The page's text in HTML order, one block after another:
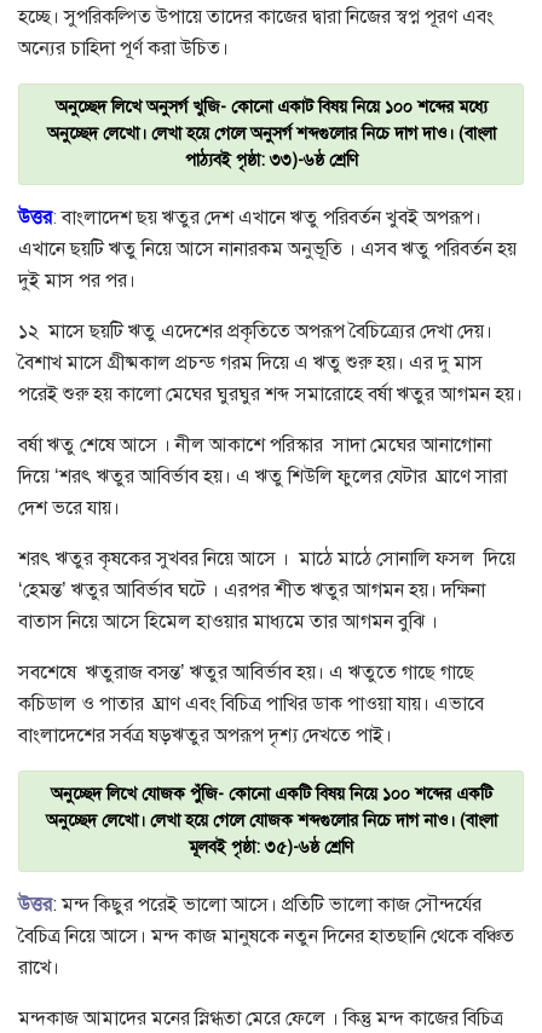
হচ্ছে। সুপরিকল্পিত উপায়ে তাদের কাজের দ্বারা নিজের স্বপ্ন পূরণ এবং
অন্যের চাহিদা পূর্ণ করা উচিত।
অনুচ্ছেদ লিখে অনুসর্গ খুজি- কোনো একাট বিষয় নিয়ে ১০০ শব্দের মধ্যে
অনুচ্ছেদ লেখো। লেখা হয়ে গেলে অনুসর্গ শব্দগুলোর নিচে দাগ দাও। (বাংলা
পাঠ্যবই পৃষ্ঠা: ৩৩)-৬ষ্ঠ শ্রেণি
উত্তর: বাংলাদেশ ছয় ঋতুর দেশ এখানে ঋতু পরিবর্তন খুবই অপরূপ।
এখানে ছয়টি ঋতু নিয়ে আসে নানারকম অনুভূতি । এসব ঋতু পরিবর্তন হয়
দুই মাস পর পর।
১২ মাসে ছয়টি ঋতু এদেশের প্রকৃতিতে অপরূপ বৈচিত্র্যের দেখা দেয়।
বৈশাখ মাসে গ্রীষ্মকাল প্রচন্ড গরম দিয়ে এ ঋতু শুরু হয়। এর দু মাস
পরেই শুরু হয় কালো মেঘের ঘুরঘুর শব্দ সমারোহে বর্ষা ঋতুর আগমন হয়।
বর্ষা ঋতু শেষে আসে । নীল আকাশে পরিস্কার সাদা মেঘের আনাগোনা
দিয়ে ‘শরৎ ঋতুর আবির্ভাব হয়। এ ঋতু শিউলি ফুলের যেটার ঘ্রাণে সারা
দেশ ভরে যায়।
শরৎ ঋতুর কৃষকের সুখবর নিয়ে আসে । মাঠে মাঠে সোনালি ফসল দিয়ে
‘হেমন্ত’ ঋতুর আবির্ভাব ঘটে । এরপর শীত ঋতুর আগমন হয়। দক্ষিনা
বাতাস নিয়ে আসে হিমেল হাওয়ার মাধ্যমে তার আগমন বুঝি ।
সবশেষে ঋতুরাজ বসন্ত’ ঋতুর আবির্ভাব হয়। এ ঋতুতে গাছে গাছে
কচিডাল ও পাতার ঘ্রাণ এবং বিচিত্র পাখির ডাক পাওয়া যায়। এভাবে
বাংলাদেশের সর্বত্র ষড়ঋতুর অপরূপ দৃশ্য দেখতে পাই।
অনুচ্ছেদ লিখে যোজক পুঁজি- কোনো একটি বিষয় নিয়ে ১০০ শব্দের একটি
অনুচ্ছেদ লেখো। লেখা হয়ে গেলে যোজক শব্দগুলোর নিচে দাগ নাও। (বাংলা
মূলবই পৃষ্ঠা: ৩৫)-৬ষ্ঠ শ্রেণি
উত্তর: মন্দ কিছুর পরেই ভালো আসে। প্রতিটি ভালো কাজ সৌন্দর্যের
বৈচিত্র নিয়ে আসে। মন্দ কাজ মানুষকে নতুন দিনের হাতছানি থেকে বঞ্চিত
রাখে।
মন্দকাজ আমাদের মনের স্নিগ্ধতা মেরে ফেলে । কিন্তু মন্দ কাজের বিচিত্র